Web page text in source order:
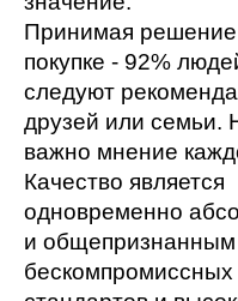
Принимая
покупке - 92%
следуют
друзей или семьи.
важно мнение
Качество является
одновременно
и
бескомпромиссных